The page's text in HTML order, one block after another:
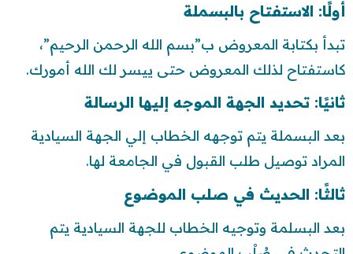
أولًا: الاستفتاح بالبسملة
تبدأ بكتابة المعروض ب”بسم الله الرحمن الرحيم”،
كاستفتاح لذلك المعروض حتى ييسر لك الله أمورك.
ثانيًا: تحديد الجهة الموجه إليها الرسالة
بعد البسملة يتم توجهه الخطاب إلي الجهة السيادية
المراد توصيل طلب القبول في الجامعة لها.
ثالثًا: الحديث في صلب الموضوع
بعد البسلمة وتوجيه الخطاب للجهة السيادية يتم